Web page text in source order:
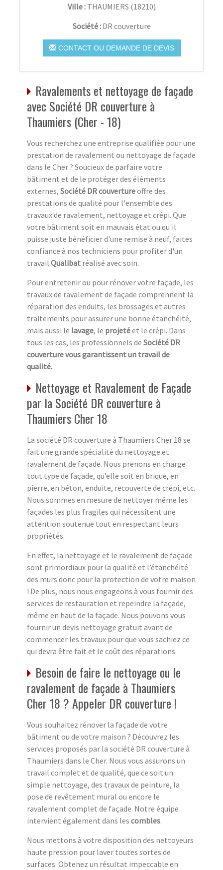
Ville : THAUMIERS (18210)
Société : DR couverture
CONTACT OU DEMANDE DE DEVIS
Ravalements et nettoyage de façade
avec Société DR couverture à
Thaumiers (Cher - 18)
Vous recherchez une entreprise qualifiée pour une
prestation de ravalement ou nettoyage de façade
dans le Cher ? Soucieux de parfaire votre
bâtiment et de le protéger des éléments
externes, Société DR couvertureoffre des
prestations de qualité pour l'ensemble des
travaux de ravalement, nettoyage et crépi. Que
votre bâtiment soit en mauvais état ou qu'il
puisse juste bénéficier d'une remise à neuf, faites
confiance à nos techniciens pour profiter d'un
travail Qualibat réalisé avec soin.
Pour entretenir ou pour rénover votre façade, les
travaux de ravalement de façade comprennent la
réparation des enduits, les brossages et autres
traitements pour assurer une bonne étanchéité,
mais aussi le lavage, le projetéet le crépi. Dans
tous les cas, les professionnels de Société DR
couverture vous garantissent un travail de
qualité.
Nettoyage et Ravalement de Façade
par la Société DR couverture à
Thaumiers Cher 18
La société DR couverture à Thaumiers Cher 18 se
fait une grande spécialité du nettoyage et
ravalement de façade. Nous prenons en charge
tout type de façade, qu’elle soit en brique, en
pierre, en béton, enduite, recouverte de crépi, etc.
Nous sommes en mesure de nettoyer même les
façades les plus fragiles qui nécessitent une
attention soutenue tout en respectant leurs
propriétés.
En effet, la nettoyage et le ravalement de façade
sont primordiaux pour la qualité et l’étanchéité
des murs donc pour la protection de votre maison
! De plus, nous nous engageons à vous fournir des
services de restauration et repeindre la façade,
même en haut de la façade. Nous pouvons vous
fournir un devis nettoyage gratuit avant de
commencer les travaux pour que vous sachiez ce
qui devra être fait et le coût des réparations.
Besoin de faire le nettoyage ou le
ravalement de façade à Thaumiers
Cher 18 ? Appeler DR couverture !
Vous souhaitez rénover la façade de votre
bâtiment ou de votre maison ? Découvrez les
services proposés par la société DR couverture à
Thaumiers dans le Cher. Nous vous assurons un
travail complet et de qualité, que ce soit un
simple nettoyage, des travaux de peinture, la
pose de revêtement mural ou encore le
ravalement complet de façade. Notre équipe
intervient également dans les combles.
Nous mettons à votre disposition des nettoyeurs
haute pression pour laver toutes sortes de
surfaces. Obtenez un résultat impeccable en